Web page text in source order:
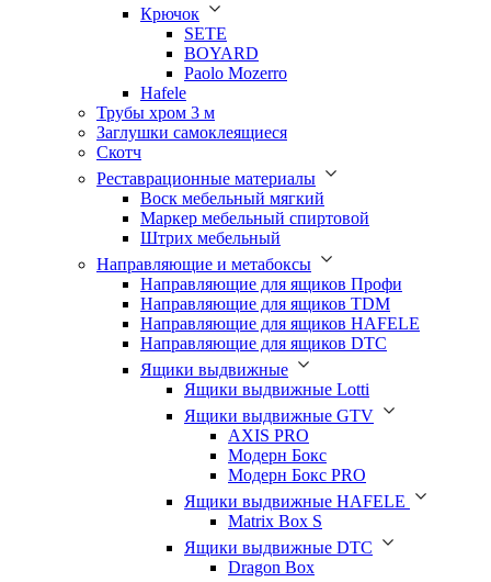
Крючок
SETE
BOYARD
Paolo Mozerro
Hafele
Трубы хром 3 м
Заглушки самоклеящиеся
Скотч
Реставрационные материалы
Воск мебельный мягкий
Маркер мебельный спиртовой
Штрих мебельный
Направляющие и метабоксы
Направляющие для ящиков Профи
Направляющие для ящиков TDM
Направляющие для ящиков HAFELE
Направляющие для ящиков DTC
Ящики выдвижные
Ящики выдвижные Lotti
Ящики выдвижные GTV
AXIS PRO
Модерн Бокс
Модерн Бокс PRO
Ящики выдвижные HAFELE
Matrix Box S
Ящики выдвижные DTC
Dragon Box